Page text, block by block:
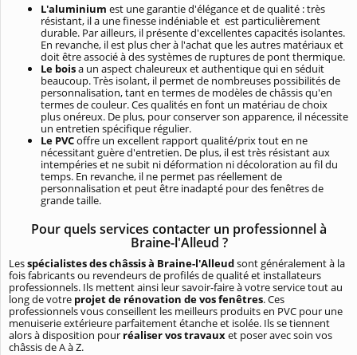
L'aluminium est une garantie d'élégance et de qualité : très
résistant, il a une finesse indéniable et est particulièrement
durable. Par ailleurs, il présente d'excellentes capacités isolantes.
En revanche, il est plus cher à l'achat que les autres matériaux et
doit être associé à des systèmes de ruptures de pont thermique.
Le boisa un aspect chaleureux et authentique qui en séduit
beaucoup. Très isolant, il permet de nombreuses possibilités de
personnalisation, tant en termes de modèles de châssis qu'en
termes de couleur. Ces qualités en font un matériau de choix
plus onéreux. De plus, pour conserver son apparence, il nécessite
un entretien spécifique régulier.
Le PVCoffre un excellent rapport qualité/prix tout en ne
nécessitant guère d'entretien. De plus, il est très résistant aux
intempéries et ne subit ni déformation ni décoloration au fil du
temps. En revanche, il ne permet pas réellement de
personnalisation et peut être inadapté pour des fenêtres de
grande taille.
Pour quels services contacter un professionnel à
Braine-l'Alleud ?
Lesspécialistes des châssis à Braine-l'Alleudsont généralement à la
fois fabricants ou revendeurs de profilés de qualité et installateurs
professionnels. Ils mettent ainsi leur savoir-faire à votre service tout au
long de votre projet de rénovation de vos fenêtres. Ces
professionnels vous conseillent les meilleurs produits en PVC pour une
menuiserie extérieure parfaitement étanche et isolée. Ils se tiennent
alors à disposition pour réaliser vos travauxet poser avec soin vos
châssis de A à Z.